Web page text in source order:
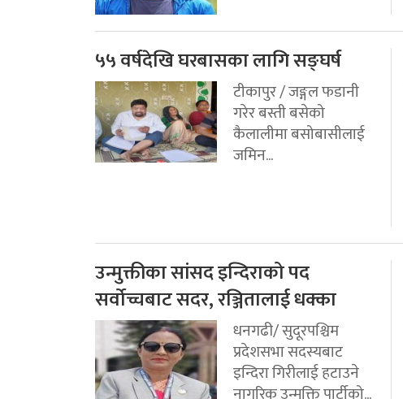
५५ वर्षदेखि घरबासका लागि सङ्घर्ष
टीकापुर / जङ्गल फडानी
गरेर बस्ती बसेको
कैलालीमा बसोबासीलाई
जमिन...
उन्मुक्तीका सांसद इन्दिराको पद
सर्वोच्चबाट सदर, रञ्जितालाई धक्का
धनगढी/ सुदूरपश्चिम
प्रदेशसभा सदस्यबाट
इन्दिरा गिरीलाई हटाउने